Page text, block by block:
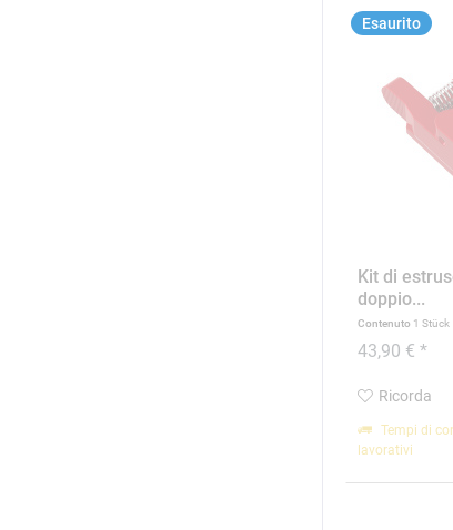
Esaurito
Kit di
doppio...
Contenuto 1 Stück
43,90 € *
Ricorda
Tempi di
lavorativi